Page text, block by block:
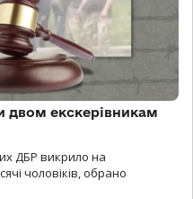
двом екскерівникам
ДБР викрило на
чоловіків, обрано